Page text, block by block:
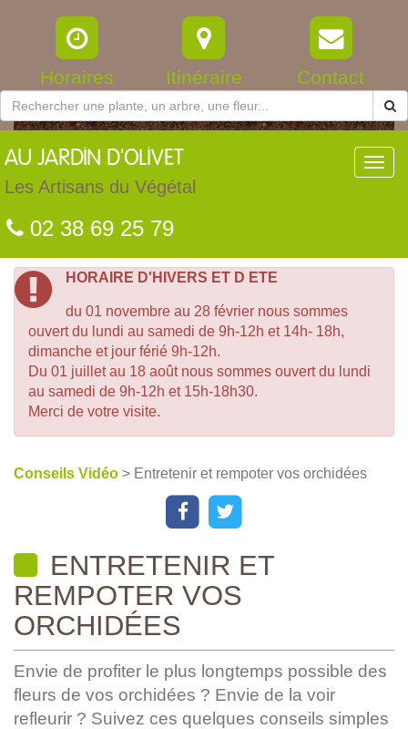
Horaires Itinéraire Contact
AU JARDIN D'OLIVET
Les Artisans du Végétal
02 38 69 25 79
HORAIRE D'HIVERS ET D ETE
du 01 novembre au 28 février nous sommes
ouvert du lundi au samedi de 9h-12h et 14h- 18h,
dimanche et jour férié 9h-12h.
Du 01 juillet au 18 août nous sommes ouvert du lundi
au samedi de 9h-12h et 15h-18h30.
Merci de votre visite.
Conseils Vidéo > Entretenir et rempoter vos orchidées
ENTRETENIR ET
REMPOTER VOS
ORCHIDÉES
Envie de profiter le plus longtemps possible des
fleurs de vos orchidées ? Envie de la voir
refleurir ? Suivez ces quelques conseils simples